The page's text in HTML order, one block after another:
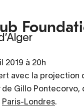
2019 à 20h
avec la projection
de Gillo Pontecorvo,
Paris-Londres.